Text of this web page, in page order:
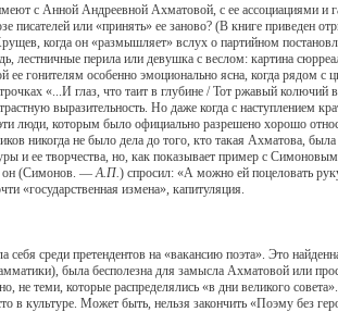
с Анной Андреевной Ахматовой, с ее ассоциациями и
писателей или «принять» ее заново? (В книге приведен
когда он «размышляет» вслух о партийном
лестничные перила или девушка с веслом: картина
гонителям особенно эмоционально ясна, когда рядом с
«...И глаз, что таит в глубине / Тот ржавый
выразительность. Но даже когда с наступлением
люди, которым было официально разрешено хорошо
никогда не было дела до того, кто такая Ахматова,
и ее творчества, но, как показывает пример с
он (Симонов. — А.П. ) спросил: «А можно ей поцеловать
«государственная измена», капитуляция.
среди претендентов на «вакансию поэта». Это
была бесполезна для замысла Ахматовой или
не теми, которые распределялись «в дни великого
в культуре. Может быть, нельзя закончить «Поэму без